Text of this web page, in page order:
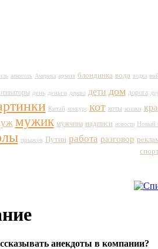
алкоголь Америка армия блондинка вода водка
день деньги дерево дети дом дорога
Китай конкурс кот коты кошки
мужик мужчина надписи новости Новый
прыжок Путин работа разговор
анекдоты в компании?